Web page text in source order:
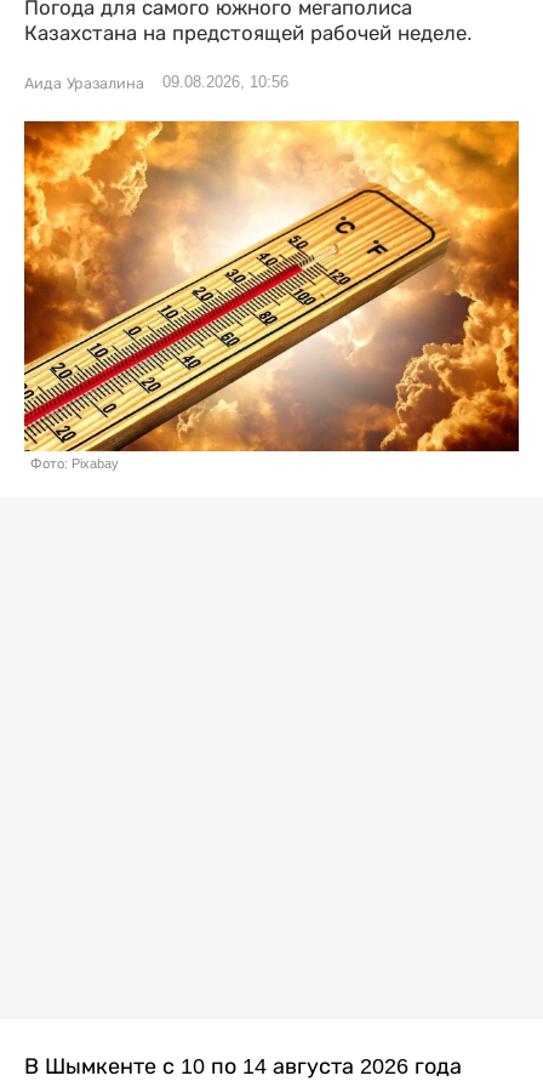
Погода для самого южного мегаполиса
Казахстана на предстоящей рабочей неделе.
Аида Уразалина 09.08.2026, 10:56
Фото: Pixabay
В Шымкенте с 10 по 14 августа 2026 года